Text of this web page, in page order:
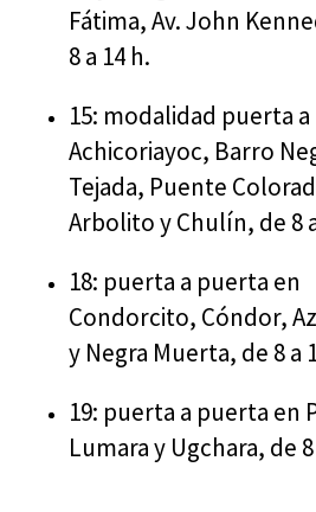
Fátima, Av. John
8 a 14 h.
15: modalidad puerta
Achicoriayoc, Barro
Tejada, Puente
Arbolito y Chulín, de 8
18: puerta a puerta en
Condorcito, Cóndor,
y Negra Muerta, de 8 a
19: puerta a puerta en
Lumara y Ugchara, de 8